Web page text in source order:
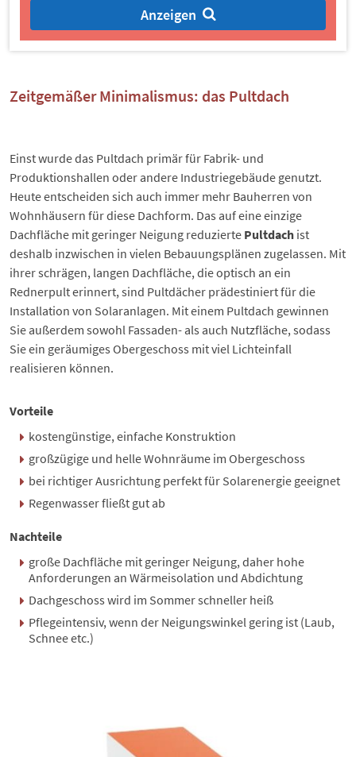
Anzeigen
Zeitgemäßer Minimalismus: das Pultdach
Einst wurde das Pultdach primär für Fabrik- und
Produktionshallen oder andere Industriegebäude genutzt.
Heute entscheiden sich auch immer mehr Bauherren von
Wohnhäusern für diese Dachform. Das auf eine einzige
Dachfläche mit geringer Neigung reduzierte Pultdach ist
deshalb inzwischen in vielen Bebauungsplänen zugelassen. Mit
ihrer schrägen, langen Dachfläche, die optisch an ein
Rednerpult erinnert, sind Pultdächer prädestiniert für die
Installation von Solaranlagen. Mit einem Pultdach gewinnen
Sie außerdem sowohl Fassaden- als auch Nutzfläche, sodass
Sie ein geräumiges Obergeschoss mit viel Lichteinfall
realisieren können.
Vorteile
kostengünstige, einfache Konstruktion
großzügige und helle Wohnräume im Obergeschoss
bei richtiger Ausrichtung perfekt für Solarenergie geeignet
Regenwasser fließt gut ab
Nachteile
große Dachfläche mit geringer Neigung, daher hohe
Anforderungen an Wärmeisolation und Abdichtung
Dachgeschoss wird im Sommer schneller heiß
Pflegeintensiv, wenn der Neigungswinkel gering ist (Laub,
Schnee etc.)